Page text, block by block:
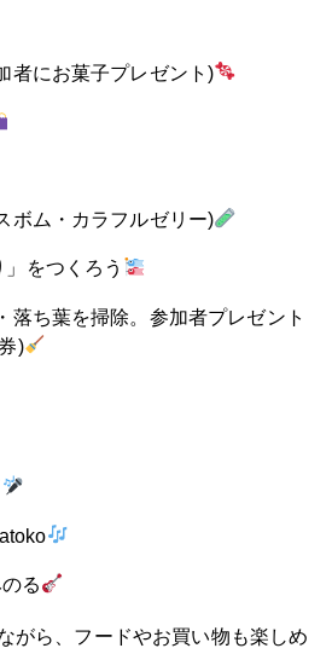
者にお菓子プレゼント)
ボム・カラフルゼリー)
をつくろう
落ち葉を掃除。参加者プレゼント
)
る
がら、フードやお買い物も楽しめ